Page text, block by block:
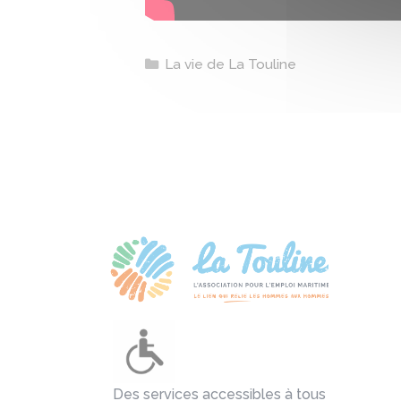
Catégories
La vie de La Touline
Des services accessibles à tous